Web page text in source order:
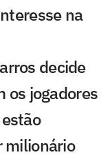
na
decide
os jogadores
milionário